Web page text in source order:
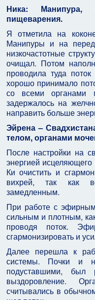
Ника: Манипура,
пищеварения.
Я отметила на
Манипуры и на
низкочастотные
очищал. Потом
проводила туда
хорошо принимало
со всеми органами
задержалось на
направить больше
Эйрена –
телом, органами
После настройки на
энергией
Ки очистить и
вихрей, так как
замедленным.
При работе с
сильным и плотным,
проводя поток.
сгармонизировать и
Далее перешла к
системы. Почки и
подуставшими, был
выздоровление.
считывались в